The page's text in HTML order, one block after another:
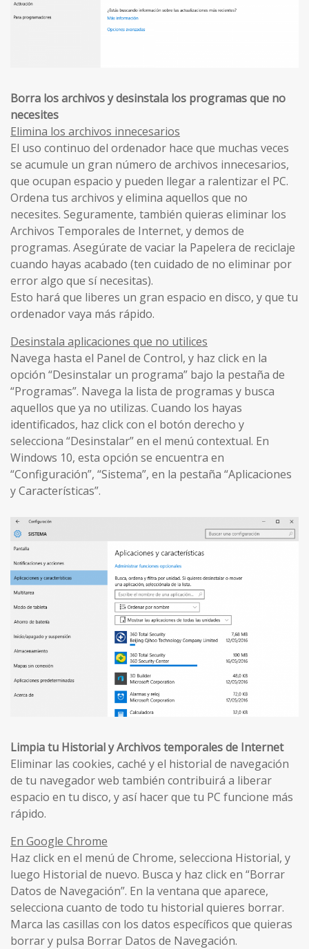
Borra los archivos y desinstala los programas que no
necesites
Elimina los archivos innecesarios
El uso continuo del ordenador hace que muchas veces
se acumule un gran número de archivos innecesarios,
que ocupan espacio y pueden llegar a ralentizar el PC.
Ordena tus archivos y elimina aquellos que no
necesites. Seguramente, también quieras eliminar los
Archivos Temporales de Internet, y demos de
programas. Asegúrate de vaciar la Papelera de reciclaje
cuando hayas acabado (ten cuidado de no eliminar por
error algo que sí necesitas).
Esto hará que liberes un gran espacio en disco, y que tu
ordenador vaya más rápido.
Desinstala aplicaciones que no utilices
Navega hasta el Panel de Control, y haz click en la
opción “Desinstalar un programa” bajo la pestaña de
“Programas”. Navega la lista de programas y busca
aquellos que ya no utilizas. Cuando los hayas
identificados, haz click con el botón derecho y
selecciona “Desinstalar” en el menú contextual. En
Windows 10, esta opción se encuentra en
“Configuración”, “Sistema”, en la pestaña “Aplicaciones
y Características”.
Limpia tu Historial y Archivos temporales de Internet
Eliminar las cookies, caché y el historial de navegación
de tu navegador web también contribuirá a liberar
espacio en tu disco, y así hacer que tu PC funcione más
rápido.
En Google Chrome
Haz click en el menú de Chrome, selecciona Historial, y
luego Historial de nuevo. Busca y haz click en “Borrar
Datos de Navegación”. En la ventana que aparece,
selecciona cuanto de todo tu historial quieres borrar.
Marca las casillas con los datos específicos que quieras
borrar y pulsa Borrar Datos de Navegación.